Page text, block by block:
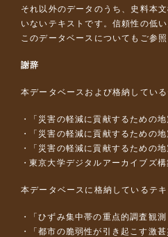
それ以外のデータのうち、史料本
いないテキストです。信頼性の低
このデータベースについて もご参
謝辞
本データベースおよび格納してい
「災害の軽減に貢献するための
「災害の軽減に貢献するための
「災害の軽減に貢献するための
東京大学デジタルアーカイブズ構
本データベースに格納しているテ
「ひずみ集中帯の重点的調査観
「都市の脆弱性が引き起こす激